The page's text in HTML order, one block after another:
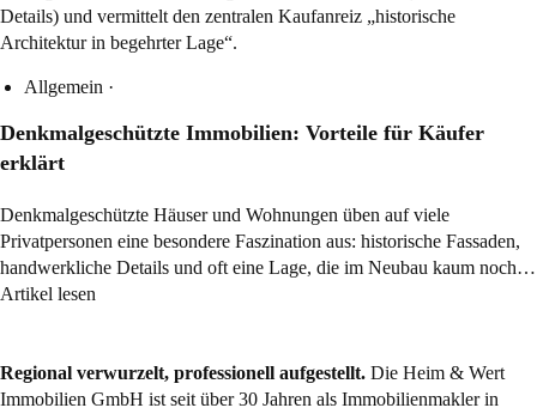
Allgemein ·
Denkmalgeschützte Immobilien: Vorteile für Käufer
erklärt
Denkmalgeschützte Häuser und Wohnungen üben auf viele
Privatpersonen eine besondere Faszination aus: historische Fassaden,
handwerkliche Details und oft eine Lage, die im Neubau kaum noch…
Artikel lesen
Regional verwurzelt, professionell aufgestellt. Die Heim & Wert
Immobilien GmbH ist seit über 30 Jahren als Immobilienmaklerin